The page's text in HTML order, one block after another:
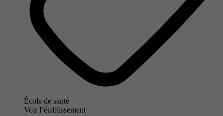
École de santé
Voir l’établissement